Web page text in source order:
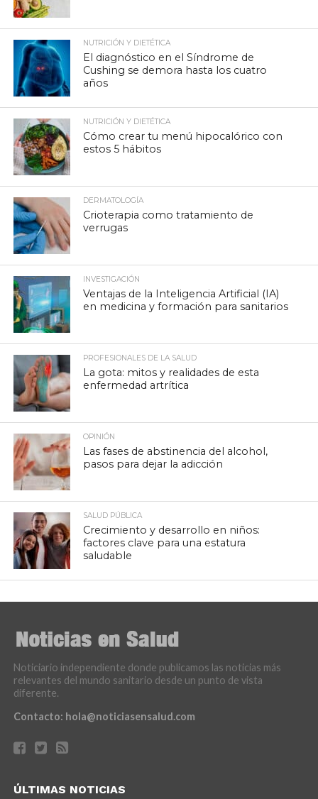
NUTRICIÓN Y DIETÉTICA
El diagnóstico en el Síndrome de
Cushing se demora hasta los cuatro
años
NUTRICIÓN Y DIETÉTICA
Cómo crear tu menú hipocalórico con
estos 5 hábitos
DERMATOLOGÍA
Crioterapia como tratamiento de
verrugas
INVESTIGACIÓN
Ventajas de la Inteligencia Artificial (IA)
en medicina y formación para sanitarios
PROFESIONALES DE LA SALUD
La gota: mitos y realidades de esta
enfermedad artrítica
OPINIÓN
Las fases de abstinencia del alcohol,
pasos para dejar la adicción
SALUD PÚBLICA
Crecimiento y desarrollo en niños:
factores clave para una estatura
saludable
Noticiario independiente donde publicamos las noticias más
relevantes del mundo sanitario desde un punto de vista
diferente.
Contacto: hola@noticiasensalud.com
ÚLTIMAS NOTICIAS